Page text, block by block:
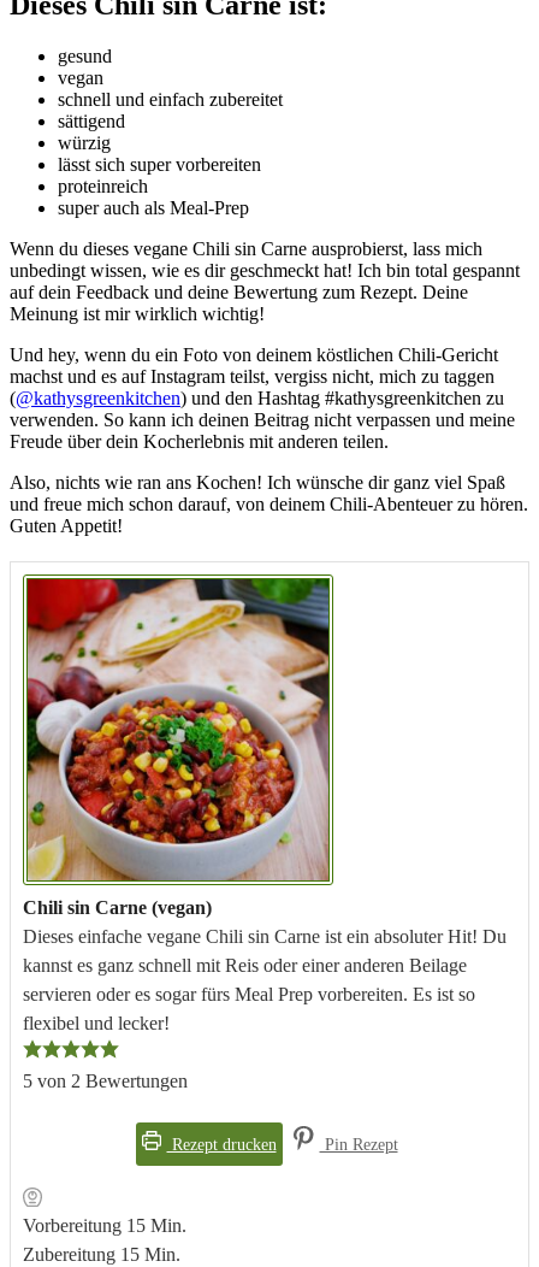
gesund
vegan
schnell und einfach zubereitet
sättigend
würzig
lässt sich super vorbereiten
proteinreich
super auch als Meal-Prep
Wenn du dieses vegane Chili sin Carne ausprobierst, lass mich
unbedingt wissen, wie es dir geschmeckt hat! Ich bin total gespannt
auf dein Feedback und deine Bewertung zum Rezept. Deine
Meinung ist mir wirklich wichtig!
Und hey, wenn du ein Foto von deinem köstlichen Chili-Gericht
machst und es auf Instagram teilst, vergiss nicht, mich zu taggen
(@kathysgreenkitchen) und den Hashtag #kathysgreenkitchen zu
verwenden. So kann ich deinen Beitrag nicht verpassen und meine
Freude über dein Kocherlebnis mit anderen teilen.
Also, nichts wie ran ans Kochen! Ich wünsche dir ganz viel Spaß
und freue mich schon darauf, von deinem Chili-Abenteuer zu hören.
Guten Appetit!
Chili sin Carne (vegan)
Dieses einfache vegane Chili sin Carne ist ein absoluter Hit! Du
kannst es ganz schnell mit Reis oder einer anderen Beilage
servieren oder es sogar fürs Meal Prep vorbereiten. Es ist so
flexibel und lecker!
5 von 2 Bewertungen
Rezept drucken Pin Rezept
Vorbereitung 15Minuten
Min.
Zubereitung 15Minuten
Min.